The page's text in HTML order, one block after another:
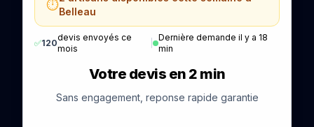
⏱️Belleau
✅120
devis envoyés ce
mois
Dernière demande il y a 18
min
Votre devis en 2 min
Sans engagement, reponse rapide garantie